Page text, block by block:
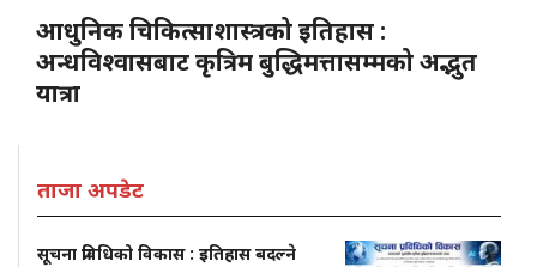
आधुनिक चिकित्साशास्त्रको इतिहास :
अन्धविश्वासबाट कृत्रिम बुद्धिमत्तासम्मको अद्भुत
यात्रा
ताजा अपडेट
सूचना प्रविधिको विकास : इतिहास बदल्ने